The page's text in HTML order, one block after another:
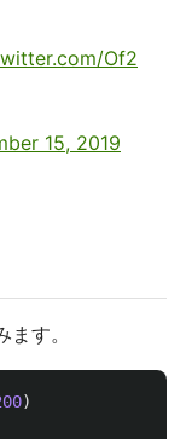
Of2
15, 2019
す。
)